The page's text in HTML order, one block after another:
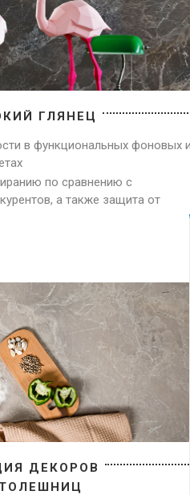
ГЛЯНЕЦ
в функциональных фоновых
по сравнению с
а также защита от
ДЕКОРОВ